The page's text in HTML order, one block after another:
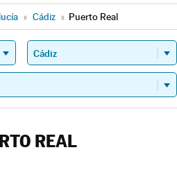
» Cádiz » Puerto Real
REAL